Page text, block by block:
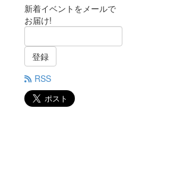
新着イベントをメールで
お届け!
登録
RSS